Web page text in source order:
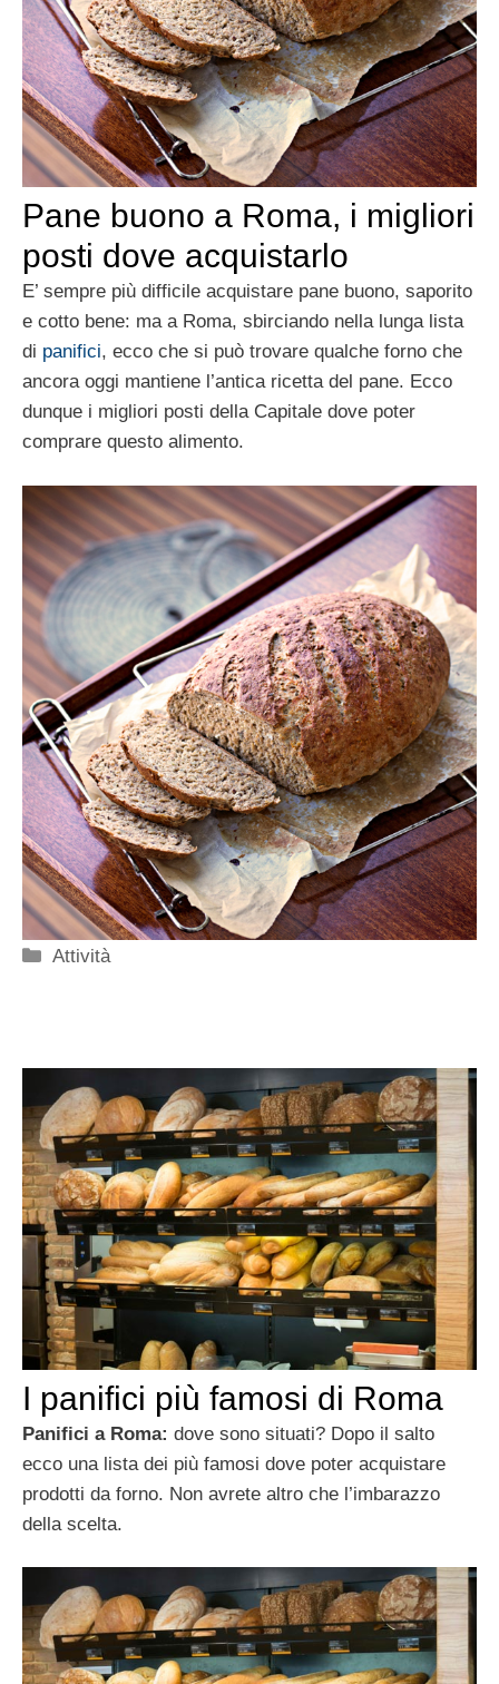
Pane buono a Roma, i migliori
posti dove acquistarlo
E’ sempre più difficile acquistare pane buono, saporito
e cotto bene: ma a Roma, sbirciando nella lunga lista
di panifici, ecco che si può trovare qualche forno che
ancora oggi mantiene l’antica ricetta del pane. Ecco
dunque i migliori posti della Capitale dove poter
comprare questo alimento.
Categorie
Attività
I panifici più famosi di Roma
Panifici a Roma: dove sono situati? Dopo il salto
ecco una lista dei più famosi dove poter acquistare
prodotti da forno. Non avrete altro che l’imbarazzo
della scelta.